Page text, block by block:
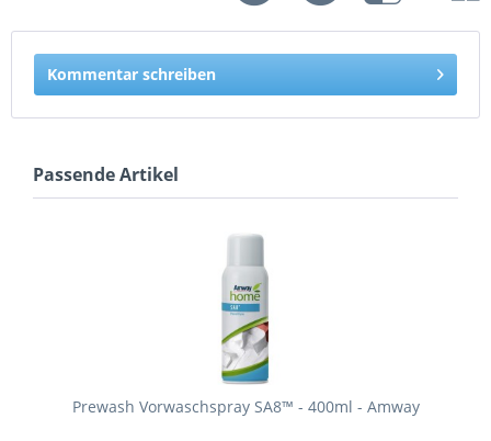
Kommentar schreiben
Passende Artikel
Prewash Vorwaschspray SA8™ - 400ml - Amway